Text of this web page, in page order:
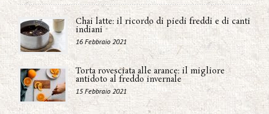
Chai latte: il ricordo di piedi freddi e di canti
indiani
16 Febbraio 2021
Torta rovesciata alle arance: il migliore
antidoto al freddo invernale
15 Febbraio 2021